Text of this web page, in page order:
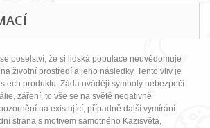
poselství, že si lidská populace neuvědomuje
životní prostředí a jeho následky. Tento vliv je
produktu. Záda uvádějí symboly nebezpečí
záření, to vše se na světě negativně
na existující, případně další vymírání
strana s motivem samotného Kazisvěta,